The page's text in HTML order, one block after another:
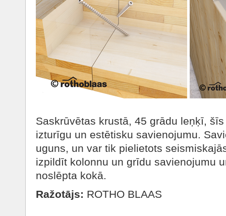
Saskrūvētas krustā, 45 grādu leņķī,
izturīgu un estētisku savienojumu.
uguns, un var tik pielietots
izpildīt kolonnu un grīdu savienojumu
noslēpta kokā.
Ražotājs: ROTHO BLAAS